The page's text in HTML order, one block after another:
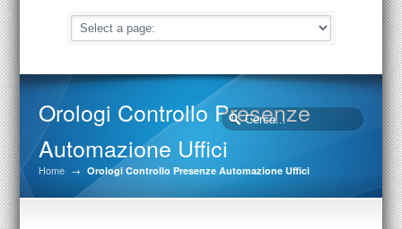
Orologi Controllo Presenze
Automazione Uffici
Home → Orologi Controllo Presenze Automazione Uffici